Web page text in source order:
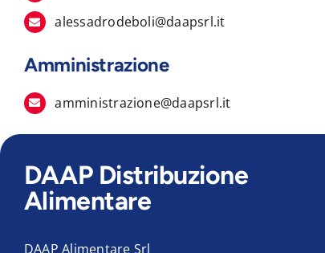
alessadrodeboli@daapsrl.it
Amministrazione
amministrazione@daapsrl.it
DAAP Distribuzione
Alimentare
DAAP Alimentare Srl